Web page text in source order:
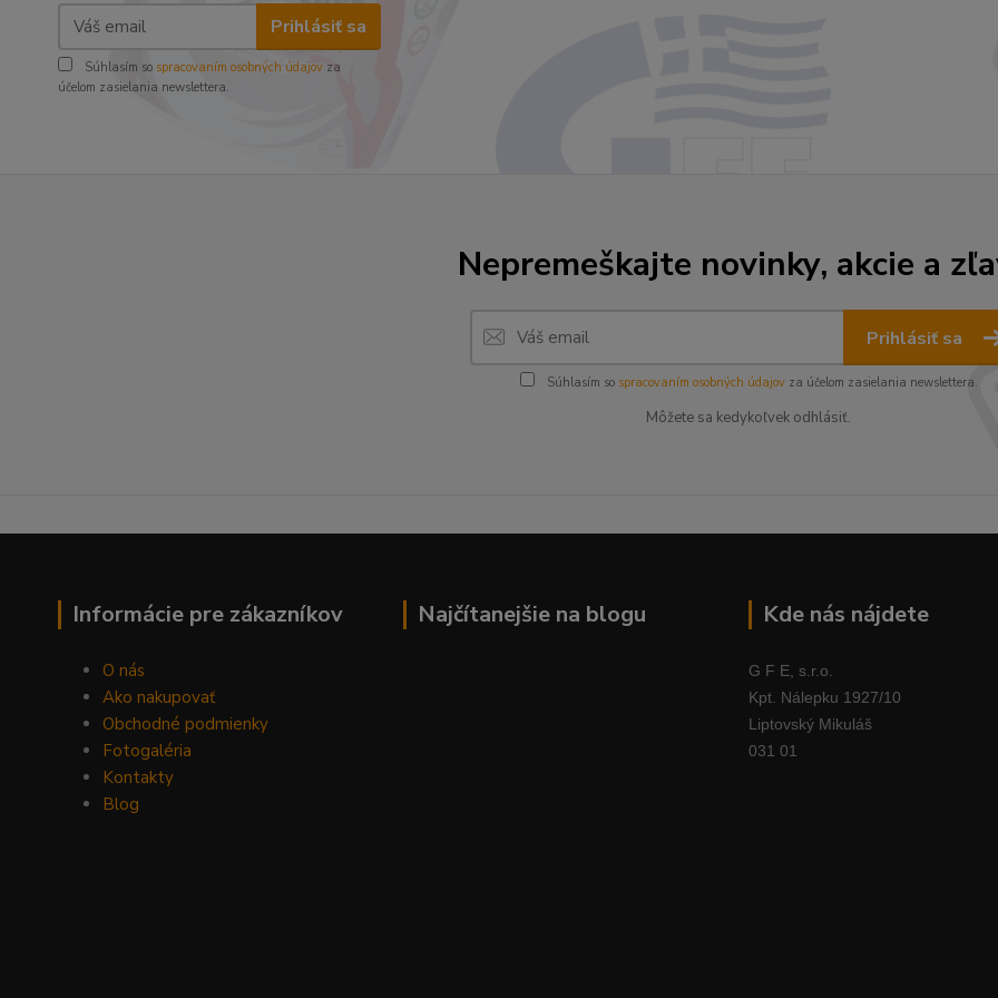
Prihlásiť sa
Súhlasím so spracovaním osobných údajov za
účelom zasielania newslettera.
Nepremeškajte novinky, akcie a
Prihlásiť sa
Súhlasím so spracovaním osobných údajovza účelom zasielania newslettera.
Môžete sa kedykoľvek odhlásiť.
Informácie pre zákazníkov
O nás
Ako nakupovať
Obchodné podmienky
Fotogaléria
Kontakty
Blog
Najčítanejšie na blogu Kde nás nájdete
G F E, s.r.o.
Kpt. Nálepku 1927/10
Liptovský Mikuláš
031 01